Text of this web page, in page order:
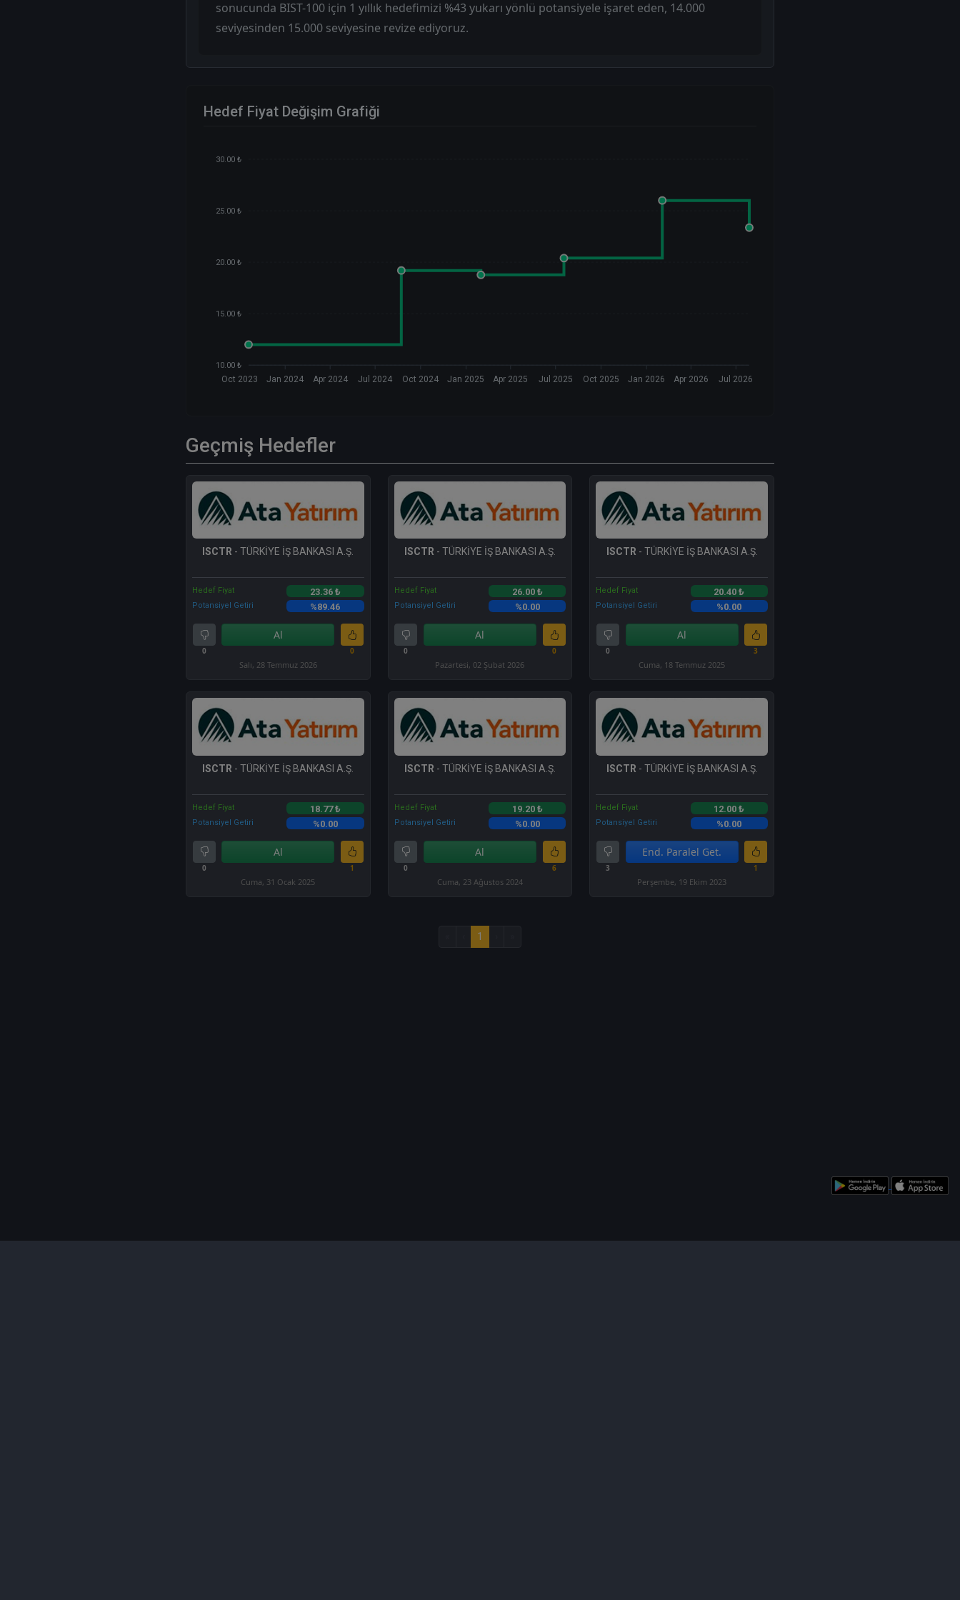
sonucunda BIST-100 için 1 yıllık hedefimizi %43 yukarı yönlü potansiyele işaret eden, 14.000
seviyesinden 15.000 seviyesine revize ediyoruz.
Hedef Fiyat Değişim Grafiği
30.00 ₺
25.00 ₺
20.00 ₺
15.00 ₺
10.00 ₺
Oct 2023 Jan 2024 Apr 2024 Jul 2024 Oct 2024 Jan 2025 Apr 2025 Jul 2025 Oct 2025 Jan 2026 Apr 2026 Jul 2026
Geçmiş Hedefler
ISCTR - TÜRKİYE İŞ BANKASI A.Ş.
Hedef Fiyat 23.36 ₺
Potansiyel Getiri %89.46
0
Al
0
Salı, 28 Temmuz 2026
ISCTR - TÜRKİYE İŞ BANKASI A.Ş.
Hedef Fiyat 26.00 ₺
Potansiyel Getiri %0.00
0
Al
0
Pazartesi, 02 Şubat 2026
ISCTR - TÜRKİYE İŞ BANKASI A.Ş.
Hedef Fiyat 20.40 ₺
Potansiyel Getiri %0.00
0
Al
3
Cuma, 18 Temmuz 2025
ISCTR - TÜRKİYE İŞ BANKASI A.Ş.
Hedef Fiyat 18.77 ₺
Potansiyel Getiri %0.00
0
Al
1
Cuma, 31 Ocak 2025
ISCTR - TÜRKİYE İŞ BANKASI A.Ş.
Hedef Fiyat 19.20 ₺
Potansiyel Getiri %0.00
0
Al
6
Cuma, 23 Ağustos 2024
ISCTR - TÜRKİYE İŞ BANKASI A.Ş.
Hedef Fiyat 12.00 ₺
Potansiyel Getiri %0.00
3
End. Paralel Get.
1
Perşembe, 19 Ekim 2023
1